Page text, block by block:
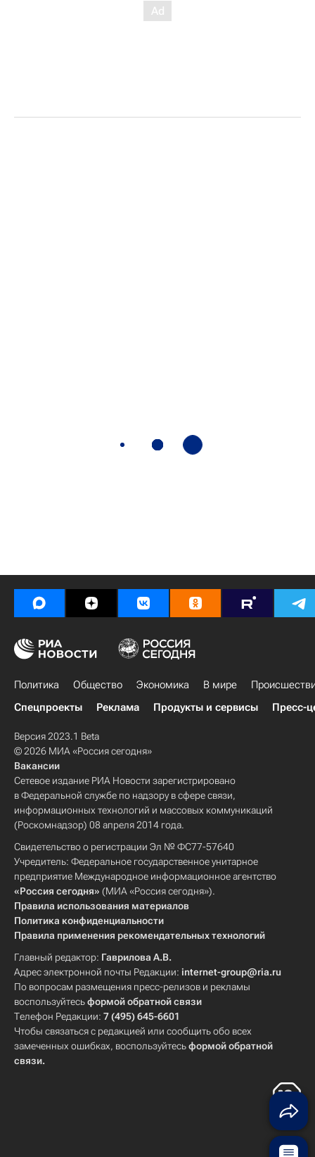
Политика Общество Экономика В мире
Спецпроекты
Реклама Продукты и сервисы Пресс-
Версия 2023.1 Beta
© 2026 МИА «Россия сегодня»
Вакансии
Сетевое издание РИА Новости зарегистрировано
в Федеральной службе по надзору в сфере связи,
информационных технологий и массовых коммуникаций
(Роскомнадзор) 08 апреля 2014 года.
Свидетельство о регистрации Эл № ФС77-57640
Учредитель: Федеральное государственное унитарное
предприятие Международное информационное агентство
«Россия сегодня» (МИА «Россия сегодня»).
Правила использования материалов
Политика конфиденциальности
Правила применения рекомендательных технологий
Главный редактор: Гаврилова А.В.
Адрес электронной почты Редакции: internet-group@ria.ru
По вопросам размещения пресс-релизов и рекламы
воспользуйтесьформой обратной связи
Телефон Редакции: 7 (495) 645-6601
Чтобы связаться с редакцией или сообщить обо всех
замеченных ошибках, воспользуйтесьформой обратной
связи.